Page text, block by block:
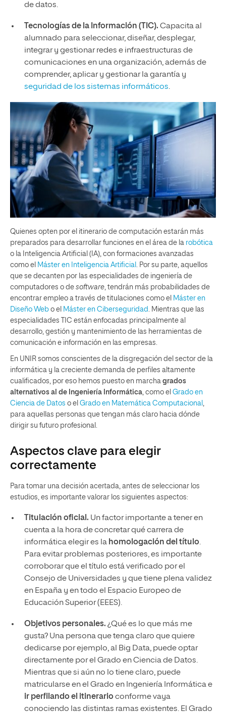
de datos.
Tecnologías de la Información (TIC). Capacita al
alumnado para seleccionar, diseñar, desplegar,
integrar y gestionar redes e infraestructuras de
comunicaciones en una organización, además de
comprender, aplicar y gestionar la garantía y
seguridad de los sistemas informáticos.
Quienes opten por el itinerario de computación estarán más
preparados para desarrollar funciones en el área de la robótica
o la Inteligencia Artificial (IA), con formaciones avanzadas
como el Máster en Inteligencia Artificial . Por su parte, aquellos
que se decanten por las especialidades de ingeniería de
computadores o de software, tendrán más probabilidades de
encontrar empleo a través de titulaciones como el Máster en
Diseño Web o el Máster en Ciberseguridad . Mientras que las
especialidades TIC están enfocadas principalmente al
desarrollo, gestión y mantenimiento de las herramientas de
comunicación e información en las empresas.
En UNIR somos conscientes de la disgregación del sector de la
informática y la creciente demanda de perfiles altamente
cualificados, por eso hemos puesto en marcha grados
alternativos al de Ingeniería Informática, como el Grado en
Ciencia de Datos o el Grado en Matemática Computacional ,
para aquellas personas que tengan más claro hacia dónde
dirigir su futuro profesional.
Aspectos clave para elegir
correctamente
Para tomar una decisión acertada, antes de seleccionar los
estudios, es importante valorar los siguientes aspectos:
Titulación oficial. Un factor importante a tener en
cuenta a la hora de concretar qué carrera de
informática elegir es la homologación del título.
Para evitar problemas posteriores, es importante
corroborar que el título está verificado por el
Consejo de Universidades y que tiene plena validez
en España y en todo el Espacio Europeo de
Educación Superior (EEES).
Objetivos personales. ¿Qué es lo que más me
gusta? Una persona que tenga claro que quiere
dedicarse por ejemplo, al Big Data, puede optar
directamente por el Grado en Ciencia de Datos.
Mientras que si aún no lo tiene claro, puede
matricularse en el Grado en Ingeniería Informática e
ir perfilando el itinerarioconforme vaya
conociendo las distintas ramas existentes. El Grado